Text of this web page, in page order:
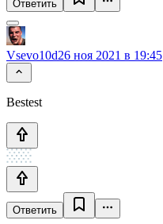
Ответить
Vsevo10d26 ноя 2021 в 19:45
Bestest
Ответить